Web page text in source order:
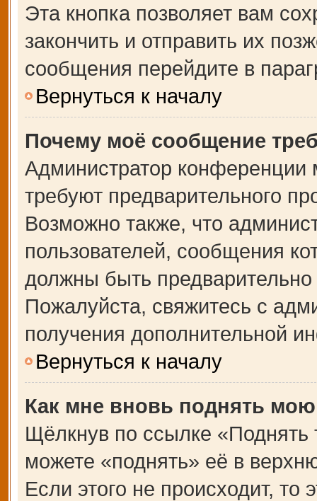
Эта кнопка позволяет вам
закончить и отправить их
сообщения перейдите в
Вернуться к началу
Почему моё сообщение
Администратор
требуют предварительного
Возможно также, что
пользователей, сообщения
должны быть
Пожалуйста, свяжитесь с
получения дополнительной
Вернуться к началу
Как мне вновь поднять
Щёлкнув по ссылке
можете «поднять» её в
Если этого не происходит, то